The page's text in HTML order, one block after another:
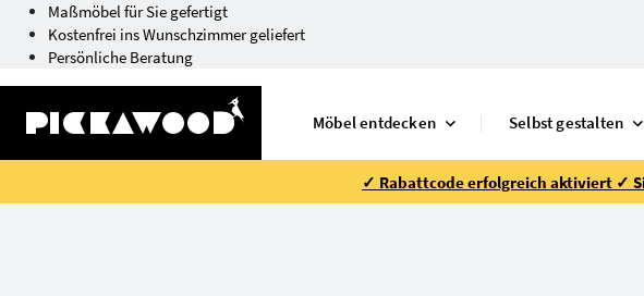
Maßmöbel für Sie gefertigt
Kostenfrei ins Wunschzimmer geliefert
Persönliche Beratung
Möbel entdecken Selbst gestalten
✓ Rabattcode erfolgreich aktiviert ✓